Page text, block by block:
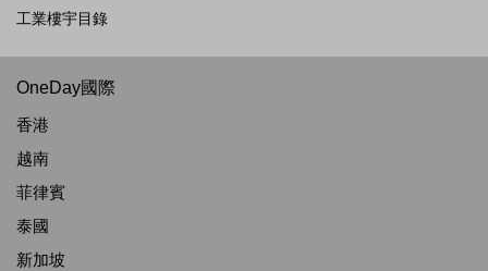
工業樓宇目錄
OneDay國際
香港
越南
菲律賓
泰國
新加坡